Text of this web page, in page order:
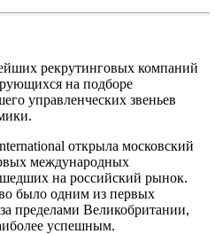
рекрутинговых компаний
на подборе
управленческих звеньев
открыла московский
международных
на российский рынок.
было одним из первых
пределами Великобритании,
успешным.